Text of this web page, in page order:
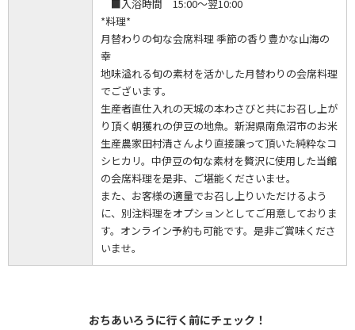
■入浴時間 15:00～翌10:00
*料理*
月替わりの旬な会席料理 季節の香り豊かな山海の
幸
地味溢れる旬の素材を活かした月替わりの会席料理
でございます。
生産者直仕入れの天城の本わさびと共にお召し上が
り頂く朝獲れの伊豆の地魚。新潟県南魚沼市のお米
生産農家田村清さんより直接譲って頂いた純粋なコ
シヒカリ。中伊豆の旬な素材を贅沢に使用した当館
の会席料理を是非、ご堪能くださいませ。
また、お客様の適量でお召し上りいただけるよう
に、別注料理をオプションとしてご用意しておりま
す。オンライン予約も可能です。是非ご賞味くださ
いませ。
おちあいろうに行く前にチェック！